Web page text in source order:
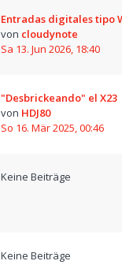
Entradas digitales tipo
von cloudynote
Sa 13. Jun 2026, 18:40
"Desbrickeando" el X23
von HDJ80
So 16. Mär 2025, 00:46
Keine Beiträge
Keine Beiträge